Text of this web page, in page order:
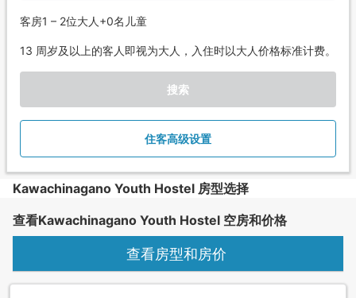
客房1 – 2位大人+0名儿童
13 周岁及以上的客人即视为大人，入住时以大人价格标准计费。
搜索
住客高级设置
Kawachinagano Youth Hostel 房型选择
查看Kawachinagano Youth Hostel 空房和价格
查看房型和房价